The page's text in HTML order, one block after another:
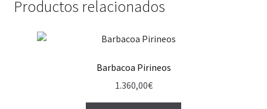
Productos relacionados
Barbacoa Pirineos
1.360,00€